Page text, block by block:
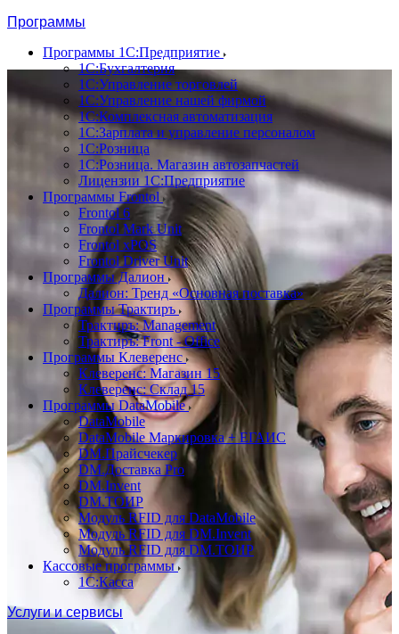
Программы
Программы 1С:Предприятие
1С:Бухгалтерия
1С:Управление торговлей
1С:Управление нашей фирмой
1С:Комплексная автоматизация
1С:Зарплата и управление персоналом
1С:Розница
1С:Розница. Магазин автозапчастей
Лицензии 1С:Предприятие
Программы Frontol
Frontol 6
Frontol Mark Unit
Frontol xPOS
Frontol Driver Unit
Программы Далион
Далион: Тренд «Основная поставка»
Программы Трактиръ
Трактиръ: Management
Трактиръ: Front - Office
Программы Клеверенс
Клеверенс: Магазин 15
Клеверенс: Склад 15
Программы DataMobile
DataMobile
DataMobile Маркировка + ЕГАИС
DM.Прайсчекер
DM.Доставка Pro
DM.Invent
DM.ТОИР
Модуль RFID для DataMobile
Модуль RFID для DM.Invent
Модуль RFID для DM.ТОИР
Кассовые программы
1С:Касса
Услуги и сервисы